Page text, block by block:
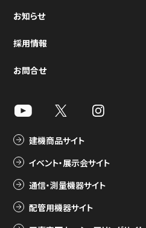
お知らせ
採用情報
お問合せ
建機商品サイト
イベント・展示会サイト
通信・測量機器サイト
配管用機器サイト